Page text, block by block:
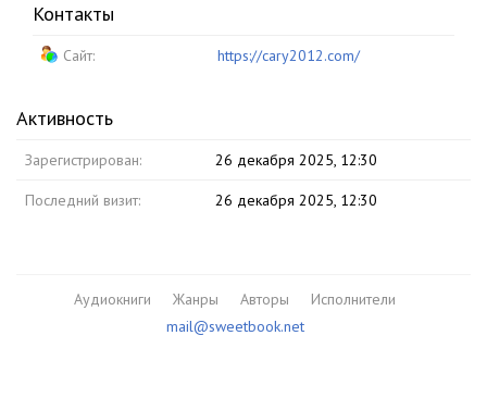
Контакты
Сайт: https://cary2012.com/
Активность
Зарегистрирован: 26 декабря 2025, 12:30
Последний визит: 26 декабря 2025, 12:30
Аудиокниги Жанры Авторы
Исполнители
mail@sweetbook.net